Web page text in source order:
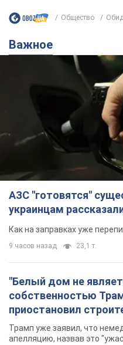
Общество
Важное
АЗС "готовятся"
украинцам
Как на заправках уже
9 часов назад 23,1 т.
"Белый дом не
собственностью
приостановил
бального зала
долларов
Трамп уже заявил, что
апелляцию, назвав это